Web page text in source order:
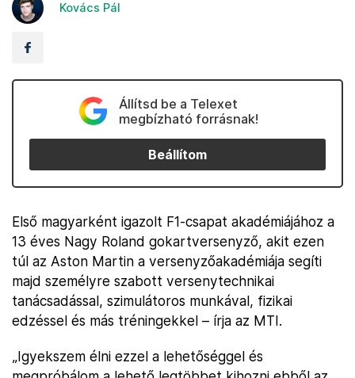
Kovács Pál
Állítsd be a Telexet
megbízható forrásnak!
Beállítom
Első magyarként igazolt F1-csapat akadémiájához a
13 éves Nagy Roland gokartversenyző, akit ezen
túl az Aston Martin a versenyzőakadémiája segíti
majd személyre szabott versenytechnikai
tanácsadással, szimulátoros munkával, fizikai
edzéssel és más tréningekkel – írja az MTI.
„Igyekszem élni ezzel a lehetőséggel és